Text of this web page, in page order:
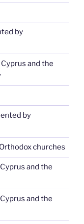
by
and the
by
churches
and the
and the